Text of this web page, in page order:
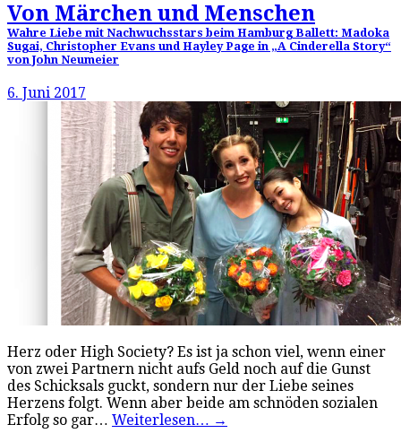
Von Märchen und Menschen
Wahre Liebe mit Nachwuchsstars beim Hamburg Ballett: Madoka
Sugai, Christopher Evans und Hayley Page in „A Cinderella Story“
von John Neumeier
6. Juni 2017
Herz oder High Society? Es ist ja schon viel, wenn einer
von zwei Partnern nicht aufs Geld noch auf die Gunst
des Schicksals guckt, sondern nur der Liebe seines
Herzens folgt. Wenn aber beide am schnöden sozialen
Erfolg so gar… Weiterlesen… →